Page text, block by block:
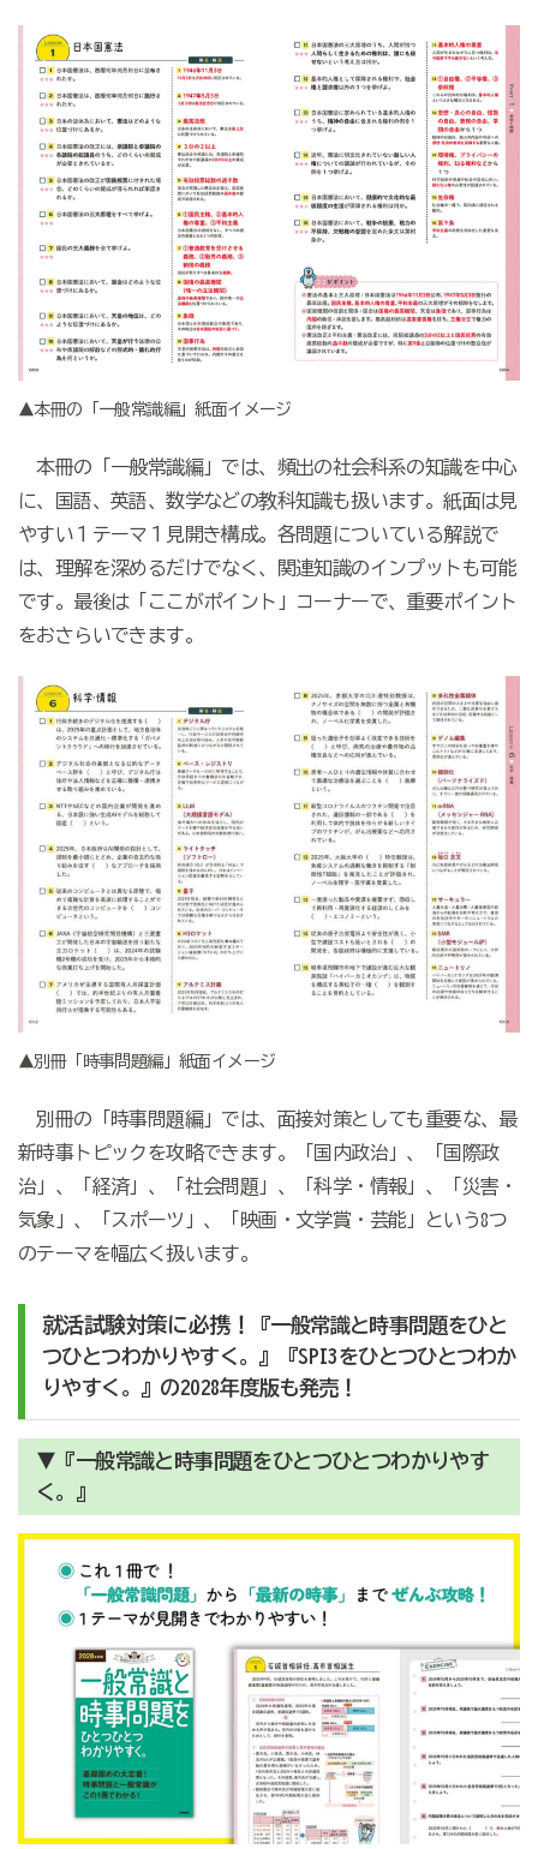
▲本冊の「一般常識編」紙面イメージ
本冊の「一般常識編」では、頻出の社会科系の知識を中心
に、国語、英語、数学などの教科知識も扱います。紙面は見
やすい１テーマ１見開き構成。各問題についている解説で
は、理解を深めるだけでなく、関連知識のインプットも可能
です。最後は「ここがポイント」コーナーで、重要ポイント
をおさらいできます。
▲別冊「時事問題編」紙面イメージ
別冊の「時事問題編」では、面接対策としても重要な、最
新時事トピックを攻略できます。「国内政治」、「国際政
治」、「経済」、「社会問題」、「科学・情報」、「災害・
気象」、「スポーツ」、「映画・文学賞・芸能」という8つ
のテーマを幅広く扱います。
就活試験対策に必携！
『一般常識と時事問題をひと
つひとつわかりやすく。』『SPI3をひとつひとつわか
りやすく。』の2028年度版も発売！
▼『一般常識と時事問題をひとつひとつわかりやす
く。』